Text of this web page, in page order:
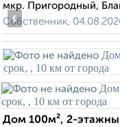
мкр. Пригородный,
Собственник,
‹
Дом 100м², 2-